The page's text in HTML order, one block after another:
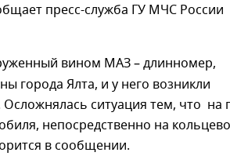
пресс-служба ГУ МЧС России
вином МАЗ – длинномер,
города Ялта, и у него возникли
ситуация тем, что на
непосредственно на
в сообщении.